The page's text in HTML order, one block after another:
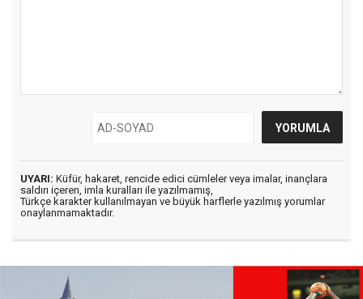
UYARI: Küfür, hakaret, rencide edici cümleler veya imalar, inançlara
saldırı içeren, imla kuralları ile yazılmamış,
Türkçe karakter kullanılmayan ve büyük harflerle yazılmış yorumlar
onaylanmamaktadır.